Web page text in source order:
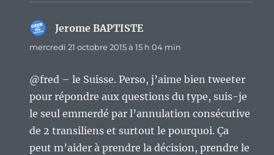
Jerome BAPTISTEdit :
mercredi 21 octobre 2015 à 15 h 04 min
@fred – le Suisse. Perso, j’aime bien tweeter
pour répondre aux questions du type, suis-je
le seul emmerdé par l’annulation consécutive
de 2 transiliens et surtout le pourquoi. Ça
peut m’aider à prendre la décision, prendre le